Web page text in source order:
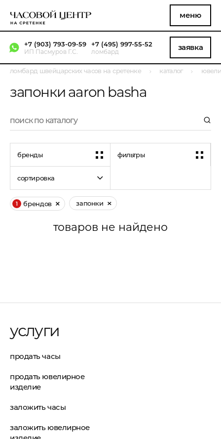
меню
+7 (903) 793-09-59
ИП Пасмуров Г.С.
+7 (495) 997-55-52
ломбард заявка
ломбард швейцарских часов на сретенке каталог
запонки aaron basha
бренды фильтры
сортировка
1 брендов запонки
товаров не найдено
услуги
продать часы
продать ювелирное
изделие
заложить часы
заложить ювелирное